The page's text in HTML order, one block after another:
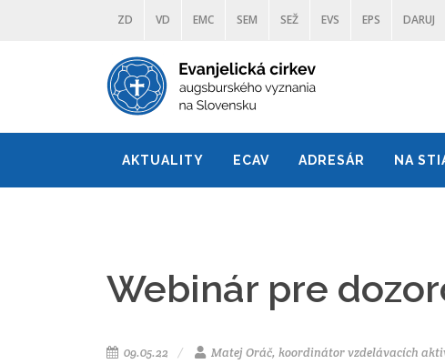
ZD VD EMC SEM SEŽ EVS EPS DARUJ
AKTUALITY ECAV ADRESÁR NA
Webinár pre
09.05.22 Matej Oráč, koordinátor vzdelávacích